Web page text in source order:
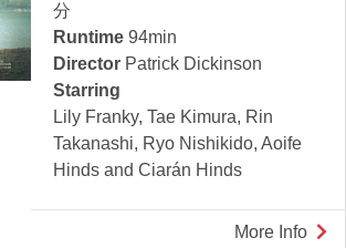
分
Runtime 94min
Director Patrick Dickinson
Starring
Lily Franky, Tae Kimura, Rin
Takanashi, Ryo Nishikido, Aoife
Hinds and Ciarán Hinds
More Info